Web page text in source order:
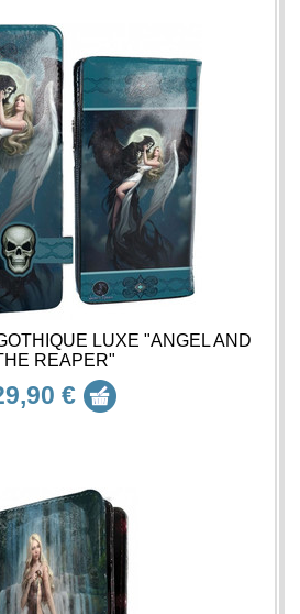
LUXE "ANGEL AND
REAPER"
€